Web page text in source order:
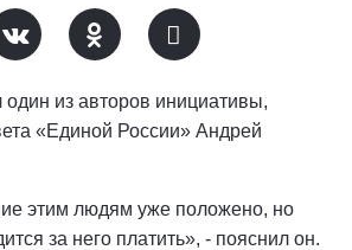
из авторов инициативы,
«Единой России» Андрей
этим людям уже положено, но
за него платить», - пояснил он.